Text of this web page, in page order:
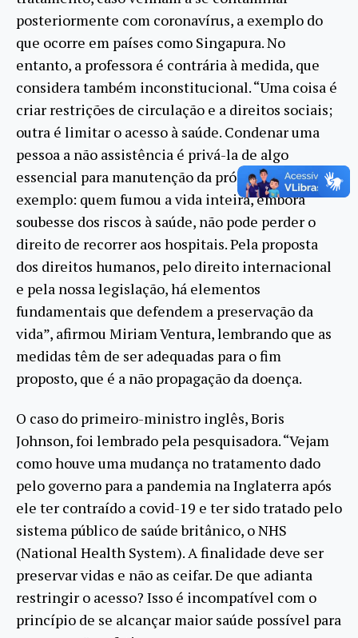
posteriormente com coronavírus, a exemplo do
que ocorre em países como Singapura. No
entanto, a professora é contrária à medida, que
considera também inconstitucional. “Uma coisa é
criar restrições de circulação e a direitos sociais;
outra é limitar o acesso à saúde. Condenar uma
pessoa a não assistência é privá-la de algo
essencial para manutenção da própria vida. Por
exemplo: quem fumou a vida inteira, embora
soubesse dos riscos à saúde, não pode perder o
direito de recorrer aos hospitais. Pela proposta
dos direitos humanos, pelo direito internacional
e pela nossa legislação, há elementos
fundamentais que defendem a preservação da
vida”, afirmou Miriam Ventura, lembrando que as
medidas têm de ser adequadas para o fim
proposto, que é a não propagação da doença.
O caso do primeiro-ministro inglês, Boris
Johnson, foi lembrado pela pesquisadora. “Vejam
como houve uma mudança no tratamento dado
pelo governo para a pandemia na Inglaterra após
ele ter contraído a covid-19 e ter sido tratado pelo
sistema público de saúde britânico, o NHS
(National Health System). A finalidade deve ser
preservar vidas e não as ceifar. De que adianta
restringir o acesso? Isso é incompatível com o
princípio de se alcançar maior saúde possível para